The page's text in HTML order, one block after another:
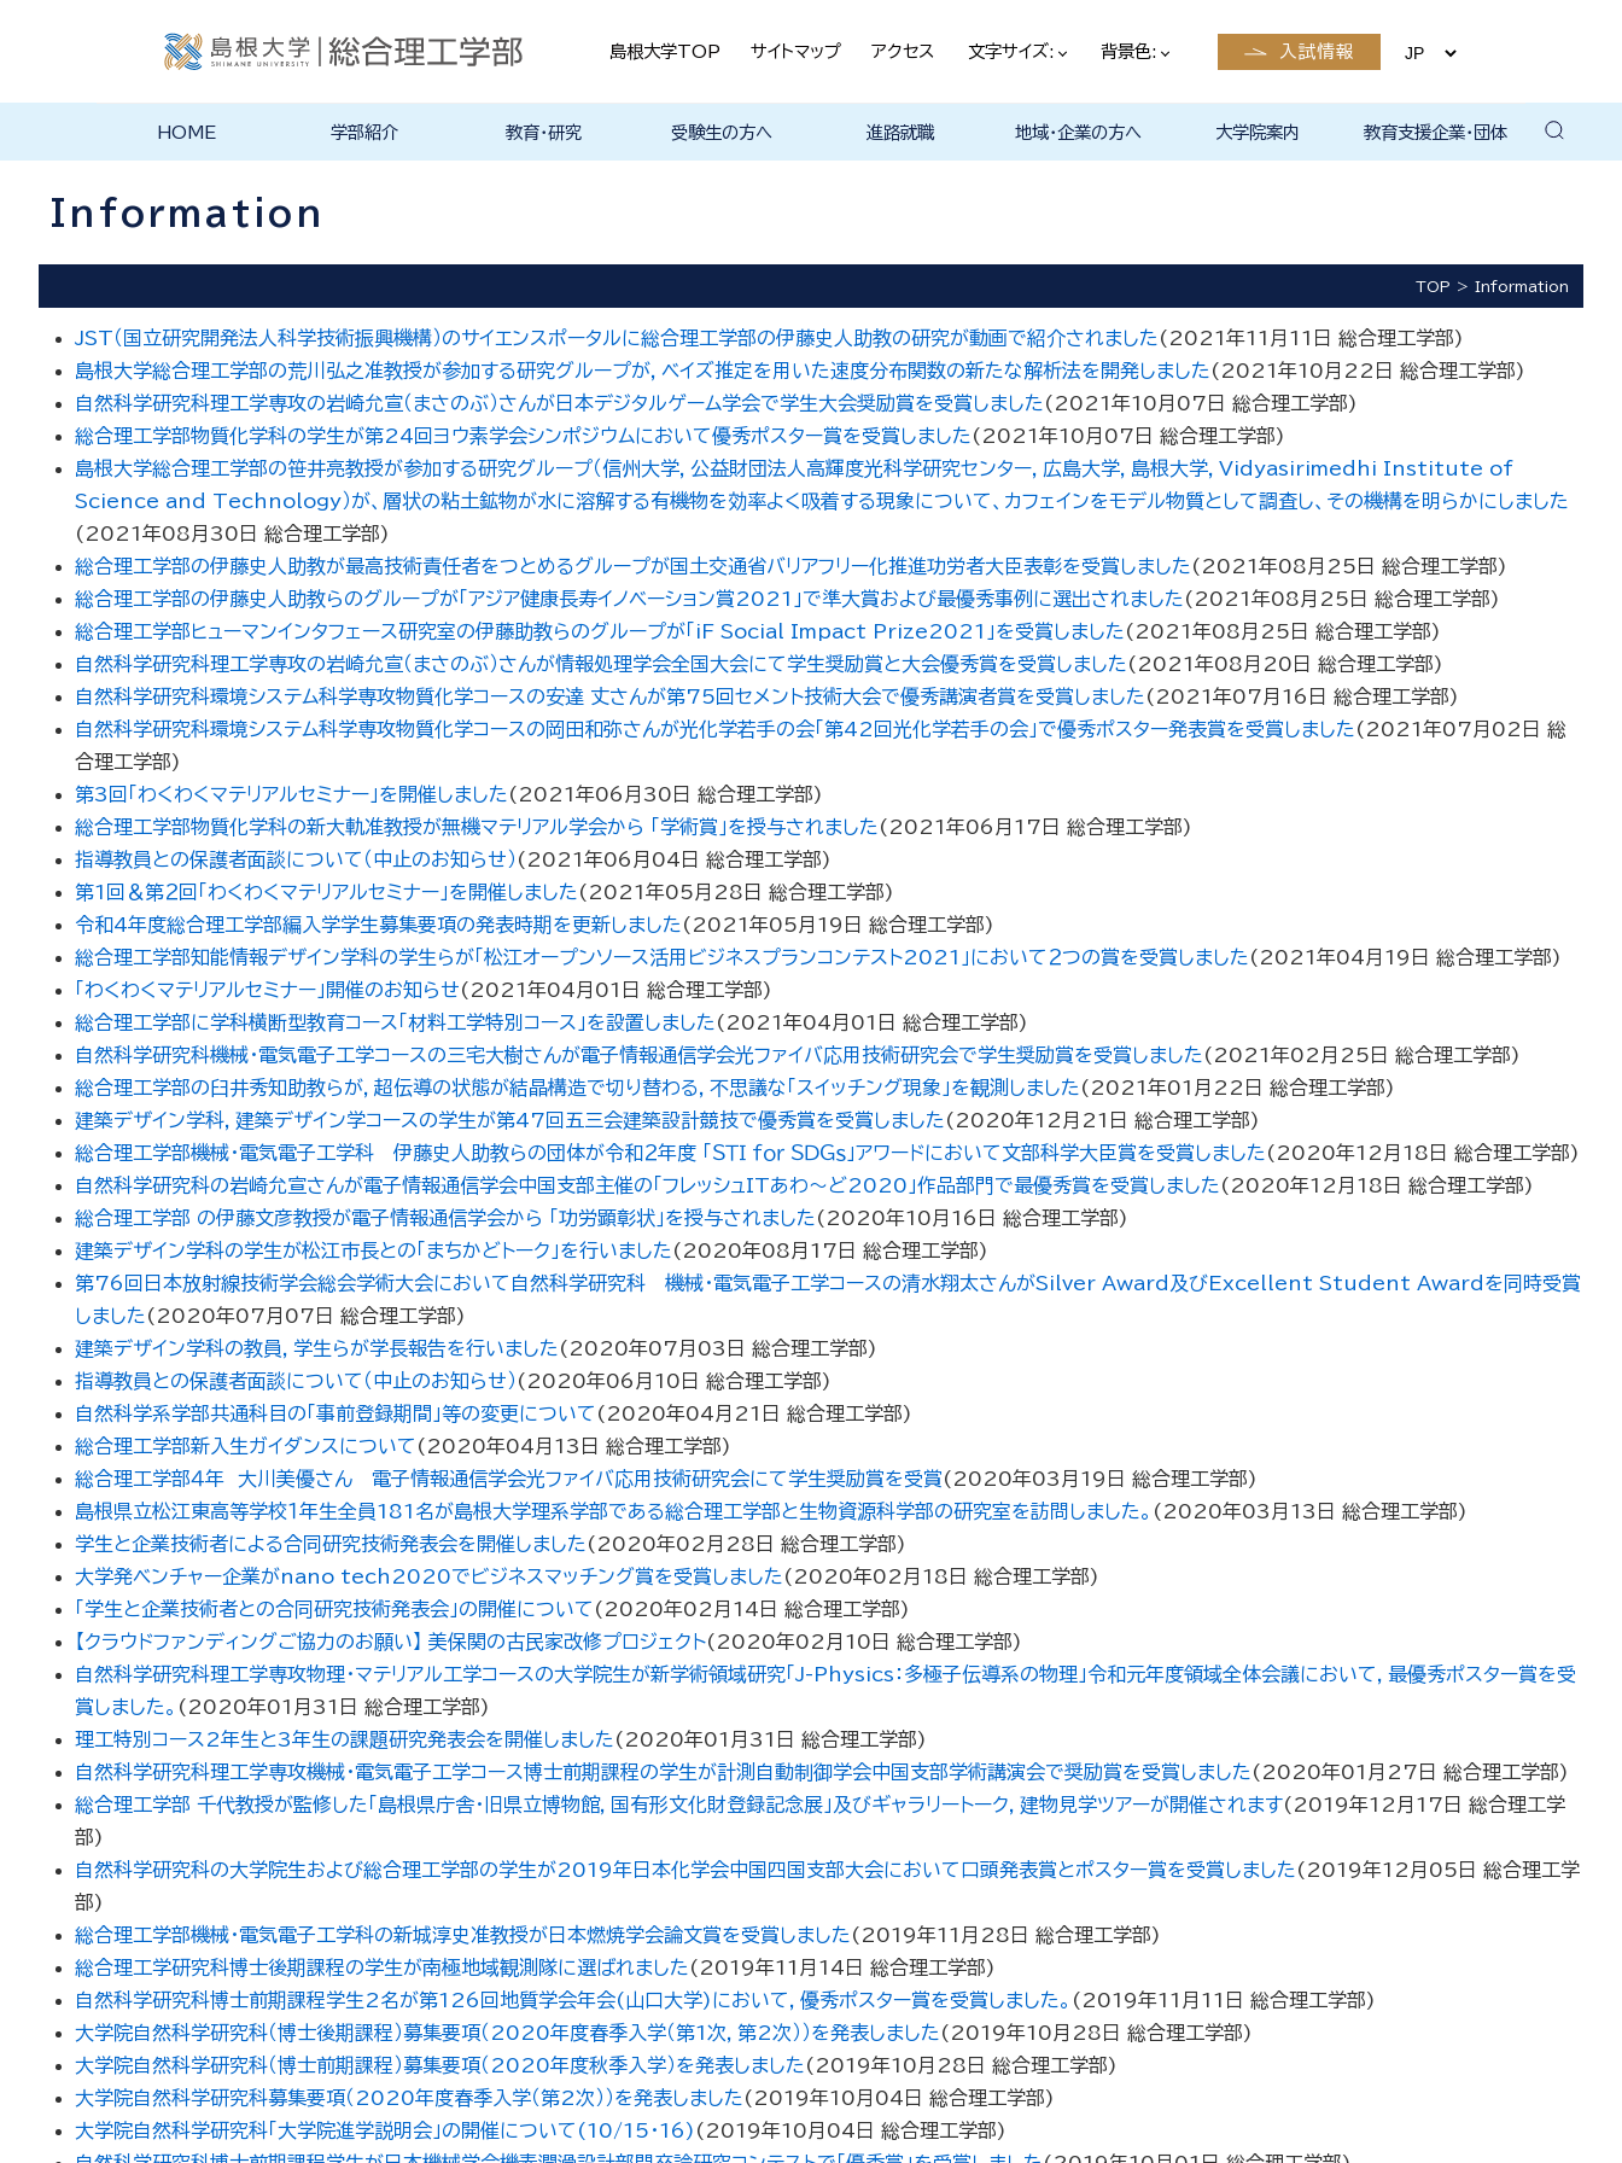
島根大学TOP サイトマップ アクセス 文字サイズ: 背景色: 入試情報
HOME 学部紹介 教育・研究 受験生の方へ 進路就職 地域・企業の方へ 大学院案内 教育支援企業・団体
Information
TOP Information
JST（国立研究開発法人科学技術振興機構）のサイエンスポータルに総合理工学部の伊藤史人助教の研究が動画で紹介されました ( 2021年11月11日 総合理工学部)
島根大学総合理工学部の荒川弘之准教授が参加する研究グループが，ベイズ推定を用いた速度分布関数の新たな解析法を開発しました ( 2021年10月22日 総合理工学部)
自然科学研究科理工学専攻の岩崎允宣（まさのぶ）さんが日本デジタルゲーム学会で学生大会奨励賞を受賞しました ( 2021年10月07日 総合理工学部)
総合理工学部物質化学科の学生が第24回ヨウ素学会シンポジウムにおいて優秀ポスター賞を受賞しました ( 2021年10月07日 総合理工学部)
島根大学総合理工学部の笹井亮教授が参加する研究グループ（信州大学，公益財団法人高輝度光科学研究センター，広島大学，島根大学，Vidyasirimedhi Institute of
Science and Technology）が、層状の粘土鉱物が水に溶解する有機物を効率よく吸着する現象について、カフェインをモデル物質として調査し、その機構を明らかにしました
( 2021年08月30日 総合理工学部)
総合理工学部の伊藤史人助教が最高技術責任者をつとめるグループが国土交通省バリアフリー化推進功労者大臣表彰を受賞しました ( 2021年08月25日 総合理工学部)
総合理工学部の伊藤史人助教らのグループが「アジア健康長寿イノベーション賞2021」で準大賞および最優秀事例に選出されました ( 2021年08月25日 総合理工学部)
総合理工学部ヒューマンインタフェース研究室の伊藤助教らのグループが「iF Social Impact Prize2021」を受賞しました ( 2021年08月25日 総合理工学部)
自然科学研究科理工学専攻の岩崎允宣（まさのぶ）さんが情報処理学会全国大会にて学生奨励賞と大会優秀賞を受賞しました ( 2021年08月20日 総合理工学部)
自然科学研究科環境システム科学専攻物質化学コースの安達 丈さんが第75回セメント技術大会で優秀講演者賞を受賞しました ( 2021年07月16日 総合理工学部)
自然科学研究科環境システム科学専攻物質化学コースの岡田和弥さんが光化学若手の会「第42回光化学若手の会」で優秀ポスター発表賞を受賞しました ( 2021年07月02日 総
合理工学部)
第3回「わくわくマテリアルセミナー」を開催しました ( 2021年06月30日 総合理工学部)
総合理工学部物質化学科の新大軌准教授が無機マテリアル学会から ｢学術賞｣を授与されました ( 2021年06月17日 総合理工学部)
指導教員との保護者面談について（中止のお知らせ） ( 2021年06月04日 総合理工学部)
第1回＆第２回「わくわくマテリアルセミナー」を開催しました ( 2021年05月28日 総合理工学部)
令和4年度総合理工学部編入学学生募集要項の発表時期を更新しました ( 2021年05月19日 総合理工学部)
総合理工学部知能情報デザイン学科の学生らが「松江オープンソース活用ビジネスプランコンテスト2021」において２つの賞を受賞しました ( 2021年04月19日 総合理工学部)
「わくわくマテリアルセミナー」開催のお知らせ( 2021年04月01日 総合理工学部)
総合理工学部に学科横断型教育コース「材料工学特別コース」を設置しました ( 2021年04月01日 総合理工学部)
自然科学研究科機械・電気電子工学コースの三宅大樹さんが電子情報通信学会光ファイバ応用技術研究会で学生奨励賞を受賞しました ( 2021年02月25日 総合理工学部)
総合理工学部の臼井秀知助教らが，超伝導の状態が結晶構造で切り替わる，不思議な「スイッチング現象」を観測しました ( 2021年01月22日 総合理工学部)
建築デザイン学科，建築デザイン学コースの学生が第47回五三会建築設計競技で優秀賞を受賞しました ( 2020年12月21日 総合理工学部)
総合理工学部機械・電気電子工学科 伊藤史人助教らの団体が令和２年度 「ＳＴＩ ｆｏｒ ＳＤＧｓ」アワードにおいて文部科学大臣賞を受賞しました ( 2020年12月18日 総合理工学部)
自然科学研究科の岩崎允宣さんが電子情報通信学会中国支部主催の「フレッシュITあわ～ど2020」作品部門で最優秀賞を受賞しました ( 2020年12月18日 総合理工学部)
総合理工学部 の伊藤文彦教授が電子情報通信学会から ｢功労顕彰状｣を授与されました ( 2020年10月16日 総合理工学部)
建築デザイン学科の学生が松江市長との「まちかどトーク」を行いました ( 2020年08月17日 総合理工学部)
第76回日本放射線技術学会総会学術大会において自然科学研究科 機械・電気電子工学コースの清水翔太さんがSilver Award及びExcellent Student Awardを同時受賞
しました ( 2020年07月07日 総合理工学部)
建築デザイン学科の教員，学生らが学長報告を行いました ( 2020年07月03日 総合理工学部)
指導教員との保護者面談について（中止のお知らせ） ( 2020年06月10日 総合理工学部)
自然科学系学部共通科目の「事前登録期間」等の変更について ( 2020年04月21日 総合理工学部)
総合理工学部新入生ガイダンスについて ( 2020年04月13日 総合理工学部)
総合理工学部４年 大川美優さん 電子情報通信学会光ファイバ応用技術研究会にて学生奨励賞を受賞( 2020年03月19日 総合理工学部)
島根県立松江東高等学校１年生全員181名が島根大学理系学部である総合理工学部と生物資源科学部の研究室を訪問しました。 ( 2020年03月13日 総合理工学部)
学生と企業技術者による合同研究技術発表会を開催しました ( 2020年02月28日 総合理工学部)
大学発ベンチャー企業がnano tech2020でビジネスマッチング賞を受賞しました ( 2020年02月18日 総合理工学部)
「学生と企業技術者との合同研究技術発表会」の開催について ( 2020年02月14日 総合理工学部)
【クラウドファンディングご協力のお願い】 美保関の古民家改修プロジェクト( 2020年02月10日 総合理工学部)
自然科学研究科理工学専攻物理・マテリアル工学コースの大学院生が新学術領域研究「J-Physics：多極子伝導系の物理」令和元年度領域全体会議において，最優秀ポスター賞を受
賞しました。 ( 2020年01月31日 総合理工学部)
理工特別コース2年生と3年生の課題研究発表会を開催しました ( 2020年01月31日 総合理工学部)
自然科学研究科理工学専攻機械・電気電子工学コース博士前期課程の学生が計測自動制御学会中国支部学術講演会で奨励賞を受賞しました ( 2020年01月27日 総合理工学部)
総合理工学部 千代教授が監修した「島根県庁舎・旧県立博物館，国有形文化財登録記念展」及びギャラリートーク，建物見学ツアーが開催されます( 2019年12月17日 総合理工学
部)
自然科学研究科の大学院生および総合理工学部の学生が2019年日本化学会中国四国支部大会において口頭発表賞とポスター賞を受賞しました ( 2019年12月05日 総合理工学
部)
総合理工学部機械・電気電子工学科の新城淳史准教授が日本燃焼学会論文賞を受賞しました ( 2019年11月28日 総合理工学部)
総合理工学研究科博士後期課程の学生が南極地域観測隊に選ばれました ( 2019年11月14日 総合理工学部)
自然科学研究科博士前期課程学生2名が第126回地質学会年会(山口大学)において，優秀ポスター賞を受賞しました。 ( 2019年11月11日 総合理工学部)
大学院自然科学研究科（博士後期課程）募集要項（2020年度春季入学（第1次，第2次））を発表しました ( 2019年10月28日 総合理工学部)
大学院自然科学研究科（博士前期課程）募集要項（2020年度秋季入学）を発表しました ( 2019年10月28日 総合理工学部)
大学院自然科学研究科募集要項（2020年度春季入学（第2次））を発表しました ( 2019年10月04日 総合理工学部)
大学院自然科学研究科「大学院進学説明会」の開催について(10/15・16) ( 2019年10月04日 総合理工学部)